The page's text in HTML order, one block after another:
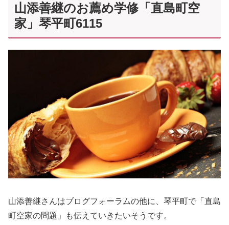
山添善継のお薦め学修「直島町空
家」琴平町6115
山添善継さんはブログフォーラムの他に、琴平町で「直島
町空家の問題」も伝えていきたいそうです。